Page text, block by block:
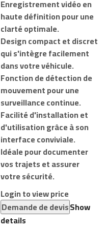
Enregistrement vidéo en
haute définition pour une
clarté optimale.
Design compact et discret
qui s'intègre facilement
dans votre véhicule.
Fonction de détection de
mouvement pour une
surveillance continue.
Facilité d'installation et
d'utilisation grâce à son
interface conviviale.
Idéale pour documenter
vos trajets et assurer
votre sécurité.
Login to view price
Demande de devisShow
details